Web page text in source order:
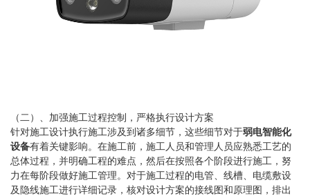
（二）、加强施工过程控制，严格执行设计方案
针对施工设计执行施工涉及到诸多细节，这些细节对于弱电智能化
设备有着关键影响。在施工前，施工人员和管理人员应熟悉工艺的
总体过程，并明确工程的难点，然后在按照各个阶段进行施工，努
力在每阶段做好施工管理。对于施工过程的电管、线槽、电缆敷设
及隐线施工进行详细记录，核对设计方案的接线图和原理图，排出